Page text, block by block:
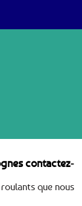
contactez-
que nous